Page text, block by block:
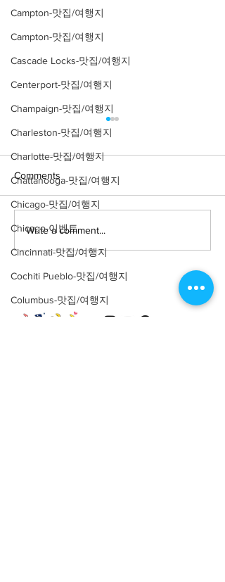
Campton-맛집/여행지
Campton-맛집/여행지
Cascade Locks-맛집/여행지
Centerport-맛집/여행지
Champaign-맛집/여행지
Charleston-맛집/여행지
Charlotte-맛집/여행지
Chattanooga-맛집/여행지
Chicago-맛집/여행지
Chicago-이벤트
Cincinnati-맛집/여행지
Cochiti Pueblo-맛집/여행지
Columbus-맛집/여행지
[트렌트/뉴욕 Manhattan/루
이비통 매장] 쿠사마 야요
Comments
Write a comment...